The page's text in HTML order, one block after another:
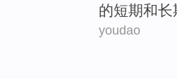
的短期和长
youdao